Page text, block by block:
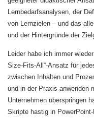
Lernbedarfsanalysen, der
von Lernzielen – und das
und der Hintergründe der
Leider habe ich immer
Size-Fits-All“-Ansatz für
zwischen Inhalten und
und in der Praxis anwenden
Unternehmen überspringen
Skripte hastig in